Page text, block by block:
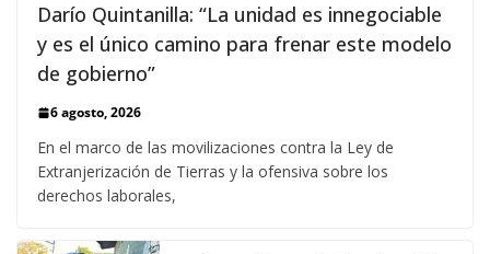
Darío Quintanilla: “La unidad es innegociable
y es el único camino para frenar este modelo
de gobierno”
6 agosto, 2026
En el marco de las movilizaciones contra la Ley de
Extranjerización de Tierras y la ofensiva sobre los
derechos laborales,